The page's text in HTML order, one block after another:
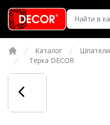
Главная
Каталог Шпатели
Терка DЕCOR